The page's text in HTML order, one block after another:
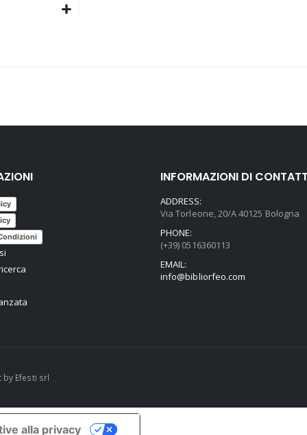
INFORMAZIONI DI
ADDRESS:
Via Torleone, 20/A 40125 Bologna
PHONE:
(+39) 0516360113
EMAIL:
info@bibliorfeo.com
by Efesti srl
alla privacy